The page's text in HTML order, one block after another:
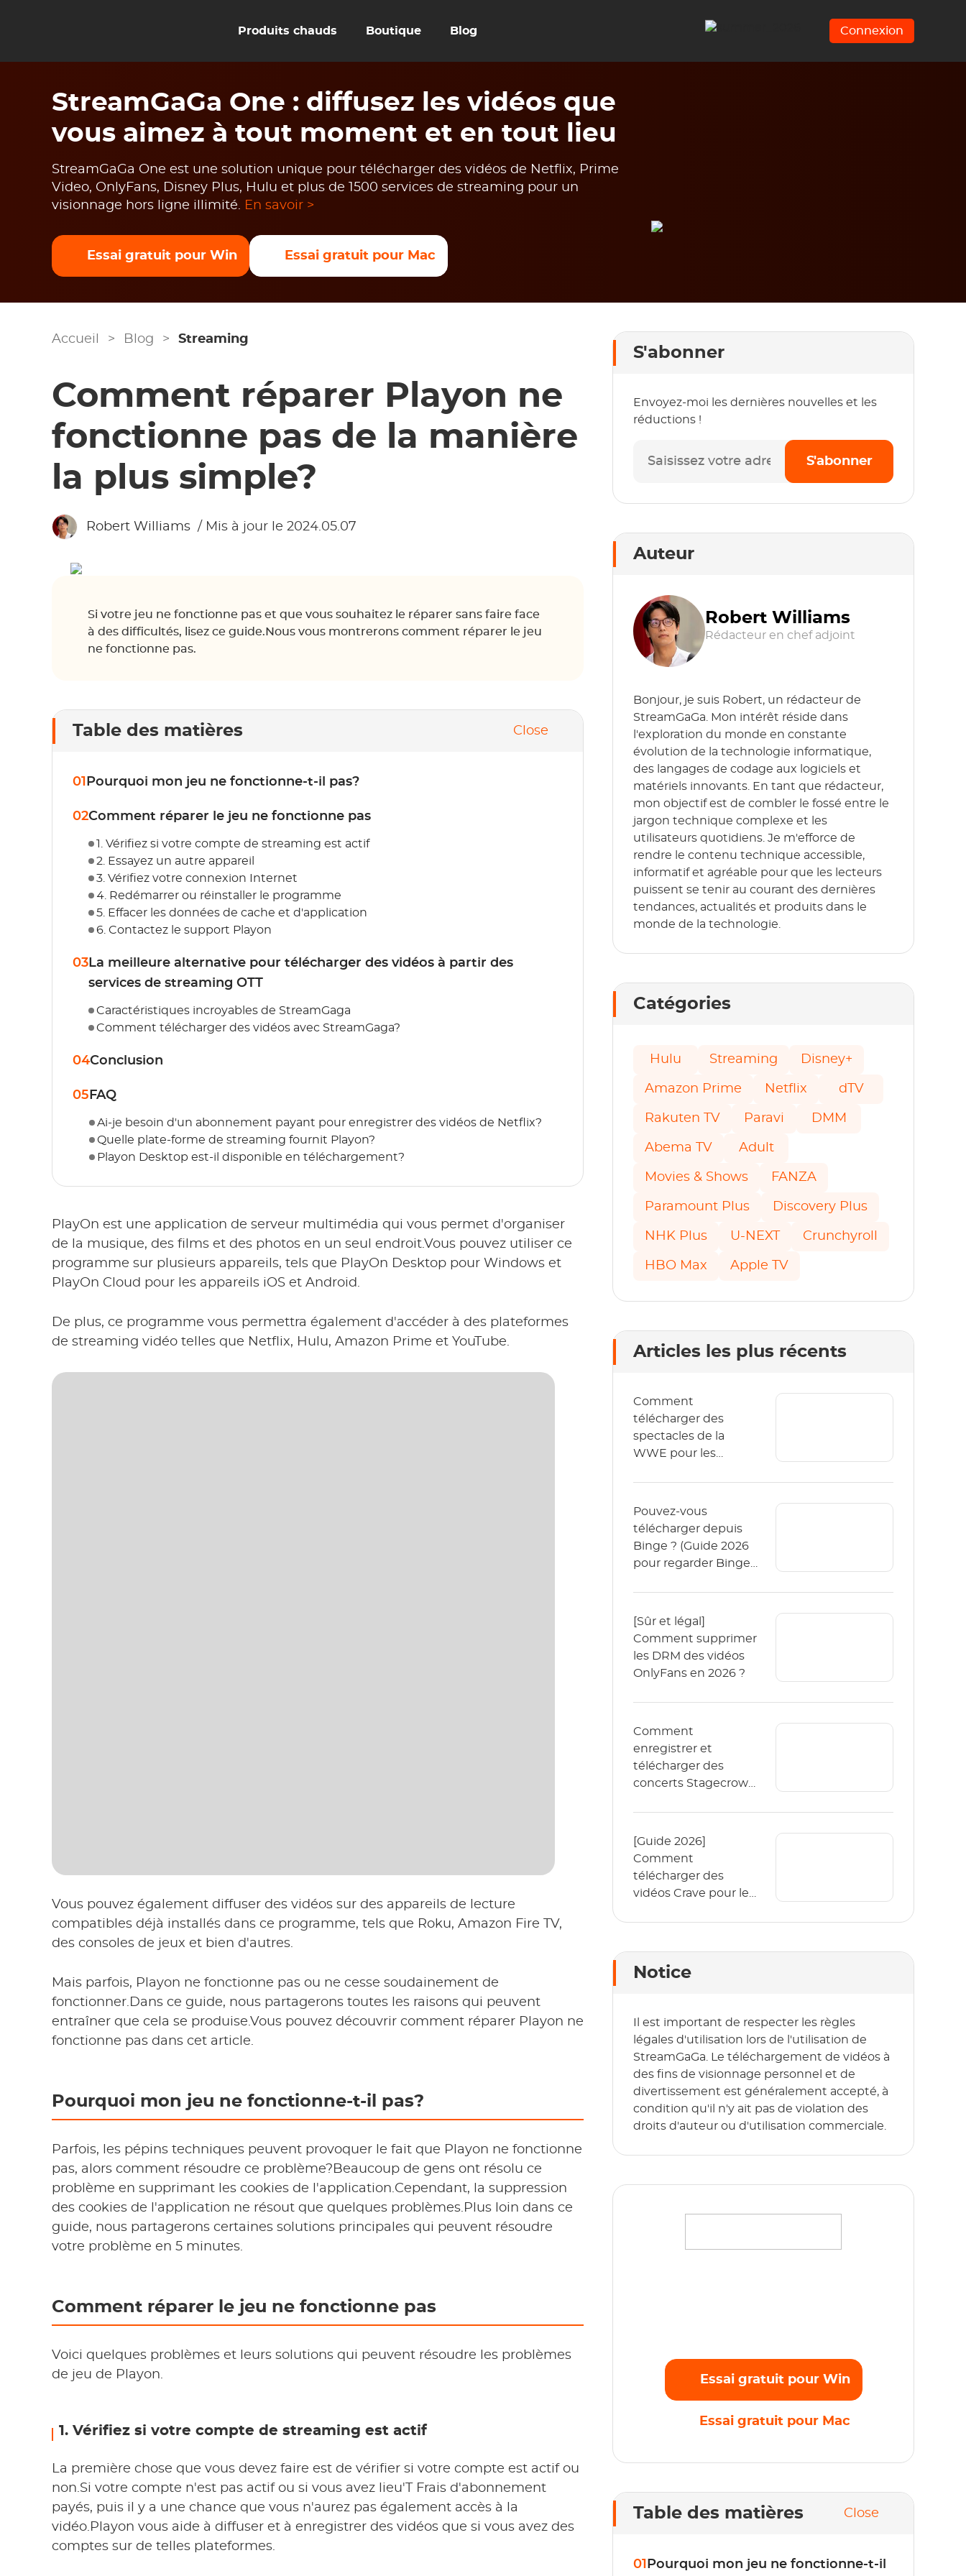
Produits chauds Boutique Blog Connexion
StreamGaGa One : diffusez les vidéos que
vous aimez à tout moment et en tout lieu
StreamGaGa One est une solution unique pour télécharger des vidéos de Netflix, Prime
Video, OnlyFans, Disney Plus, Hulu et plus de 1500 services de streaming pour un
visionnage hors ligne illimité. En savoir >
Essai gratuit pour Win Essai gratuit pour Mac
Accueil > Blog > Streaming
Comment réparer Playon ne
fonctionne pas de la manière
la plus simple?
Robert Williams / Mis à jour le 2024.05.07
Si votre jeu ne fonctionne pas et que vous souhaitez le réparer sans faire face
à des difficultés, lisez ce guide.Nous vous montrerons comment réparer le jeu
ne fonctionne pas.
Table des matières Close
01 Pourquoi mon jeu ne fonctionne-t-il pas?
02Comment réparer le jeu ne fonctionne pas
1. Vérifiez si votre compte de streaming est actif
2. Essayez un autre appareil
3. Vérifiez votre connexion Internet
4. Redémarrer ou réinstaller le programme
5. Effacer les données de cache et d'application
6. Contactez le support Playon
03 La meilleure alternative pour télécharger des vidéos à partir des
services de streaming OTT
Caractéristiques incroyables de StreamGaga
Comment télécharger des vidéos avec StreamGaga?
04Conclusion
05 FAQ
Ai-je besoin d'un abonnement payant pour enregistrer des vidéos de Netflix?
Quelle plate-forme de streaming fournit Playon?
Playon Desktop est-il disponible en téléchargement?
PlayOn est une application de serveur multimédia qui vous permet d'organiser
de la musique, des films et des photos en un seul endroit.Vous pouvez utiliser ce
programme sur plusieurs appareils, tels que PlayOn Desktop pour Windows et
PlayOn Cloud pour les appareils iOS et Android.
De plus, ce programme vous permettra également d'accéder à des plateformes
de streaming vidéo telles que Netflix, Hulu, Amazon Prime et YouTube.
Vous pouvez également diffuser des vidéos sur des appareils de lecture
compatibles déjà installés dans ce programme, tels que Roku, Amazon Fire TV,
des consoles de jeux et bien d'autres.
Mais parfois, Playon ne fonctionne pas ou ne cesse soudainement de
fonctionner.Dans ce guide, nous partagerons toutes les raisons qui peuvent
entraîner que cela se produise.Vous pouvez découvrir comment réparer Playon ne
fonctionne pas dans cet article.
Pourquoi mon jeu ne fonctionne-t-il pas?
Parfois, les pépins techniques peuvent provoquer le fait que Playon ne fonctionne
pas, alors comment résoudre ce problème?Beaucoup de gens ont résolu ce
problème en supprimant les cookies de l'application.Cependant, la suppression
des cookies de l'application ne résout que quelques problèmes.Plus loin dans ce
guide, nous partagerons certaines solutions principales qui peuvent résoudre
votre problème en 5 minutes.
Comment réparer le jeu ne fonctionne pas
Voici quelques problèmes et leurs solutions qui peuvent résoudre les problèmes
de jeu de Playon.
1. Vérifiez si votre compte de streaming est actif
La première chose que vous devez faire est de vérifier si votre compte est actif ou
non.Si votre compte n'est pas actif ou si vous avez lieu'T Frais d'abonnement
payés, puis il y a une chance que vous n'aurez pas également accès à la
vidéo.Playon vous aide à diffuser et à enregistrer des vidéos que si vous avez des
comptes sur de telles plateformes.
S'abonner
Envoyez-moi les dernières nouvelles et les
réductions !
S'abonner
Auteur
Robert Williams
Rédacteur en chef adjoint
Bonjour, je suis Robert, un rédacteur de
StreamGaGa. Mon intérêt réside dans
l'exploration du monde en constante
évolution de la technologie informatique,
des langages de codage aux logiciels et
matériels innovants. En tant que rédacteur,
mon objectif est de combler le fossé entre le
jargon technique complexe et les
utilisateurs quotidiens. Je m'efforce de
rendre le contenu technique accessible,
informatif et agréable pour que les lecteurs
puissent se tenir au courant des dernières
tendances, actualités et produits dans le
monde de la technologie.
Catégories
Hulu Streaming Disney+
Amazon Prime Netflix dTV
Rakuten TV Paravi DMM
Abema TV Adult
Movies & Shows FANZA
Paramount Plus Discovery Plus
NHK Plus U-NEXT Crunchyroll
HBO Max Apple TV
Articles les plus récents
Comment
télécharger des
spectacles de la
WWE pour les
Pouvez-vous
télécharger depuis
Binge ? (Guide 2026
pour regarder Binge
[Sûr et légal]
Comment supprimer
les DRM des vidéos
OnlyFans en 2026 ?
Comment
enregistrer et
télécharger des
concerts Stagecrowd
[Guide 2026]
Comment
télécharger des
vidéos Crave pour les
Notice
Il est important de respecter les règles
légales d'utilisation lors de l'utilisation de
StreamGaGa. Le téléchargement de vidéos à
des fins de visionnage personnel et de
divertissement est généralement accepté, à
condition qu'il n'y ait pas de violation des
droits d'auteur ou d'utilisation commerciale.
Essai gratuit pour Win
Essai gratuit pour Mac
Table des matières Close
01 Pourquoi mon jeu ne fonctionne-t-il